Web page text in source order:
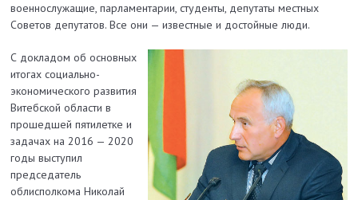
военнослужащие, парламентарии, студенты, депутаты местных
Советов депутатов. Все они — известные и достойные люди.
С докладом об основных
итогах социально-
экономического развития
Витебской области в
прошедшей пятилетке и
задачах на 2016 — 2020
годы выступил
председатель
облисполкома Николай